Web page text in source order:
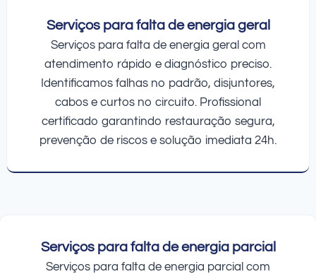
Serviços para falta de energia geral
Serviços para falta de energia geral com
atendimento rápido e diagnóstico preciso.
Identificamos falhas no padrão, disjuntores,
cabos e curtos no circuito. Profissional
certificado garantindo restauração segura,
prevenção de riscos e solução imediata 24h.
Serviços para falta de energia parcial
Serviços para falta de energia parcial com